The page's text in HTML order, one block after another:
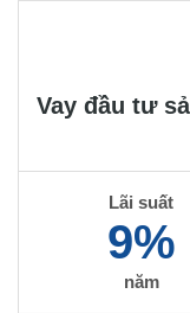
Vay đầu tư
Lãi suất
9%
năm